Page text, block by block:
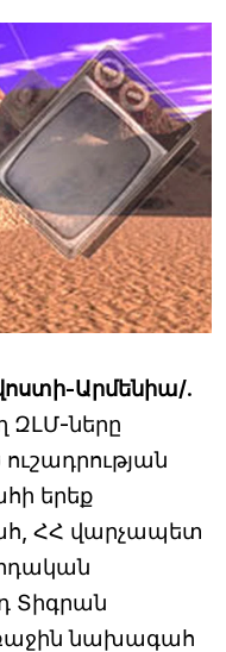
Արմենիա/.
ները
երեք
ՀՀ վարչապետ
Տիգրան
նախագահ